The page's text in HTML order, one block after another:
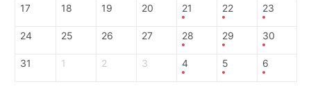
17 18 19 20 21 22 23
24 25 26 27 28 29 30
31 1 2 3 4 5 6